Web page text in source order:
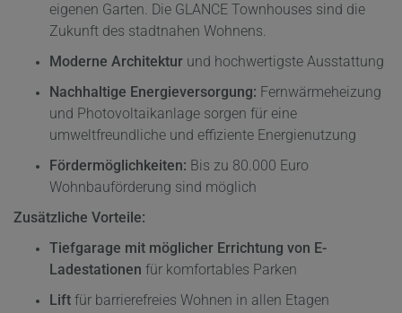
eigenen Garten. Die GLANCE Townhouses sind die
Zukunft des stadtnahen Wohnens.
Moderne Architektur und hochwertigste Ausstattung
Nachhaltige Energieversorgung: Fernwärmeheizung
und Photovoltaikanlage sorgen für eine
umweltfreundliche und effiziente Energienutzung
Fördermöglichkeiten: Bis zu 80.000 Euro
Wohnbauförderung sind möglich
Zusätzliche Vorteile:
Tiefgarage mit möglicher Errichtung von E-
Ladestationen für komfortables Parken
Lift für barrierefreies Wohnen in allen Etagen